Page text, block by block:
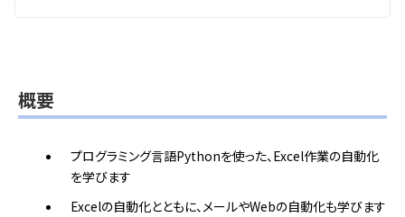
概要
プログラミング言語Pythonを使った、Excel作業の自動化
を学びます
Excelの自動化とともに、メールやWebの自動化も学びます